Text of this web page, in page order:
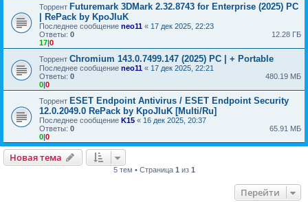
Торрент Futuremark 3DMark 2.32.8743 for Enterprise (2025) PC
| RePack by KpoJIuK
Последнее сообщение neo11 « 17 дек 2025, 22:23
Ответы: 0
17|0
12.28 ГБ
Торрент Chromium 143.0.7499.147 (2025) PC | + Portable
Последнее сообщение neo11 « 17 дек 2025, 22:21
Ответы: 0
0|0
480.19 МБ
Торрент ESET Endpoint Antivirus / ESET Endpoint Security
12.0.2049.0 RePack by KpoJIuK [Multi/Ru]
Последнее сообщение K15 « 16 дек 2025, 20:37
Ответы: 0
0|0
65.91 МБ
Новая тема
5 тем • Страница 1 из 1
Перейти